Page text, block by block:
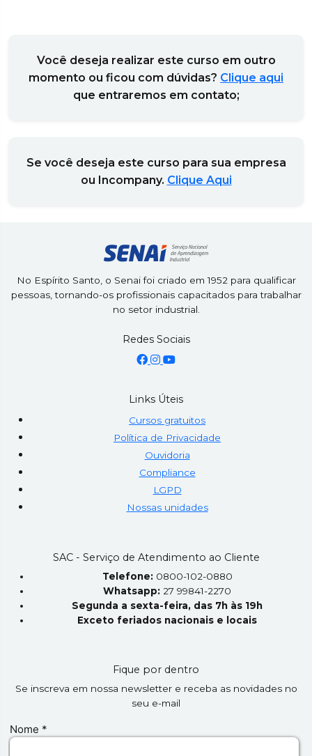
Você deseja realizar este curso em outro
momento ou ficou com dúvidas? Clique aqui
que entraremos em contato;
Se você deseja este curso para sua empresa
ou Incompany. Clique Aqui
No Espírito Santo, o Senai foi criado em 1952 para qualificar
pessoas, tornando-os profissionais capacitados para trabalhar
no setor industrial.
Redes Sociais
Links Úteis
Cursos gratuitos
Política de Privacidade
Ouvidoria
Compliance
LGPD
Nossas unidades
SAC - Serviço de Atendimento ao Cliente
Telefone: 0800-102-0880
Whatsapp: 27 99841-2270
Segunda a sexta-feira, das 7h às 19h
Exceto feriados nacionais e locais
Fique por dentro
Se inscreva em nossa newsletter e receba as novidades no
seu e-mail